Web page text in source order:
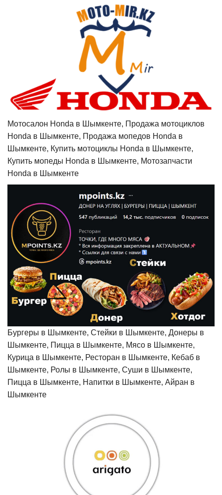
Мотосалон Honda в Шымкенте, Продажа мотоциклов
Honda в Шымкенте, Продажа мопедов Honda в
Шымкенте, Купить мотоциклы Honda в Шымкенте,
Купить мопеды Honda в Шымкенте, Мотозапчасти
Honda в Шымкенте
Бургеры в Шымкенте, Стейки в Шымкенте, Донеры в
Шымкенте, Пицца в Шымкенте, Мясо в Шымкенте,
Курица в Шымкенте, Ресторан в Шымкенте, Кебаб в
Шымкенте, Ролы в Шымкенте, Суши в Шымкенте,
Пицца в Шымкенте, Напитки в Шымкенте, Айран в
Шымкенте